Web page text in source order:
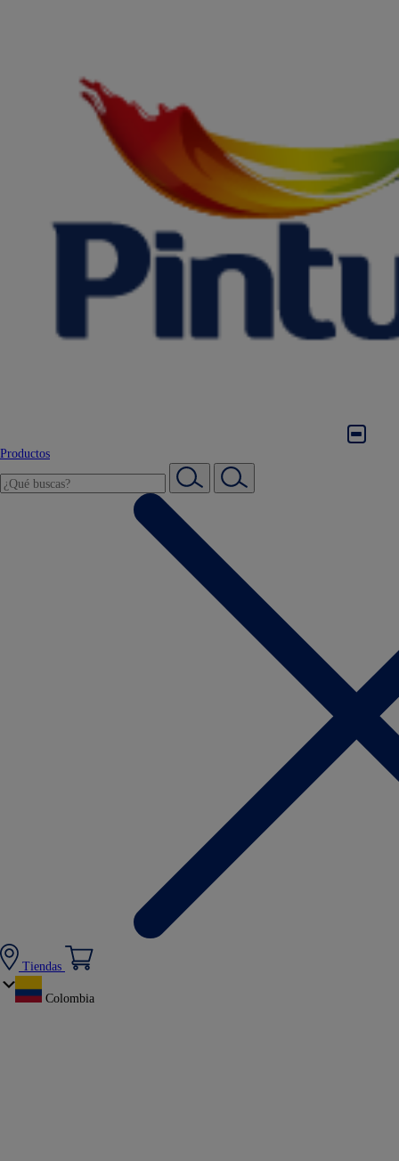
Productos
Tiendas
Colombia